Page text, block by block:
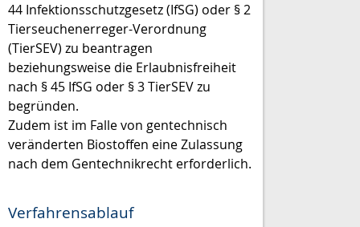
44 Infektionsschutzgesetz (IfSG) oder § 2
Tierseuchenerreger-Verordnung
(TierSEV) zu beantragen
beziehungsweise die Erlaubnisfreiheit
nach § 45 IfSG oder § 3 TierSEV zu
begründen.
Zudem ist im Falle von gentechnisch
veränderten Biostoffen eine Zulassung
nach dem Gentechnikrecht erforderlich.
Verfahrensablauf